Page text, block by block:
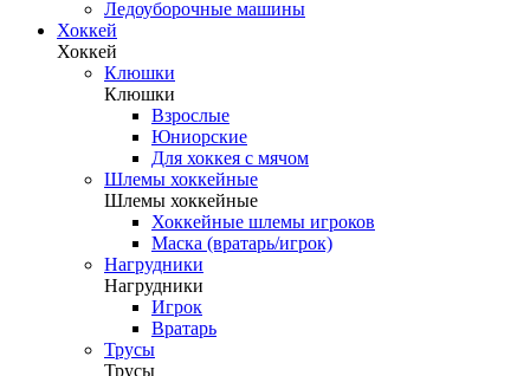
Ледоуборочные машины
Хоккей
Хоккей
Клюшки
Клюшки
Взрослые
Юниорские
Для хоккея с мячом
Шлемы хоккейные
Шлемы хоккейные
Хоккейные шлемы игроков
Маска (вратарь/игрок)
Нагрудники
Нагрудники
Игрок
Вратарь
Трусы
Трусы